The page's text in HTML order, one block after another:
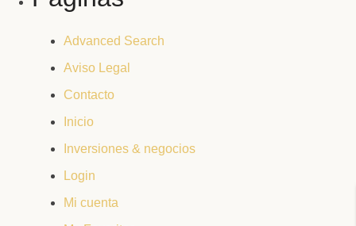
Advanced Search
Aviso Legal
Contacto
Inicio
Inversiones & negocios
Login
Mi cuenta